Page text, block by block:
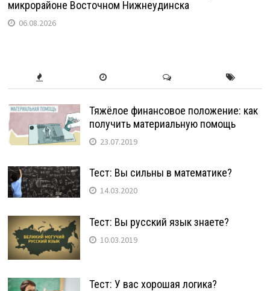
микрорайоне Восточном Нижнеудинска
06.08.2026
Тяжёлое финансовое положение: как
получить материальную помощь
23.07.2019
Тест: Вы сильны в математике?
14.03.2020
Тест: Вы русский язык знаете?
10.03.2019
Тест: У вас хорошая логика?